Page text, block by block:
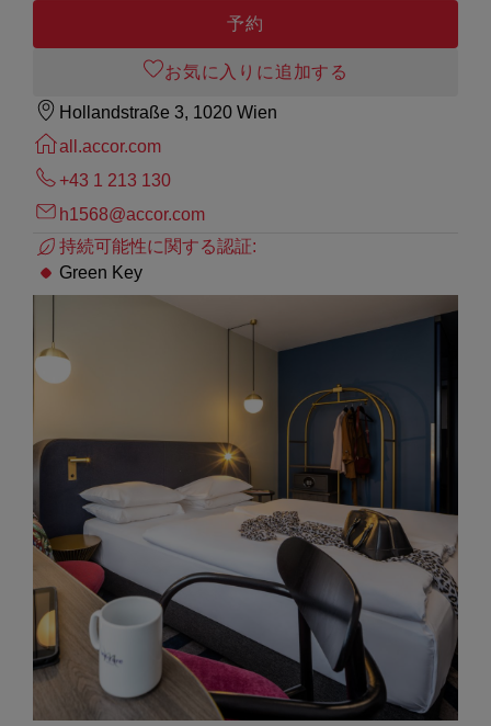
予約
お気に入りに追加する
Hollandstraße 3, 1020 Wien
all.accor.com
+43 1 213 130
h1568@accor.com
持続可能性に関する認証:
Green Key